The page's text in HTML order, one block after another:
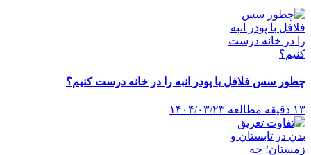
چطور سس فلافل با پودر انبه را در خانه درست کنیم؟
۱۳ دقیقه مطالعه ۱۴۰۴/۰۳/۲۳